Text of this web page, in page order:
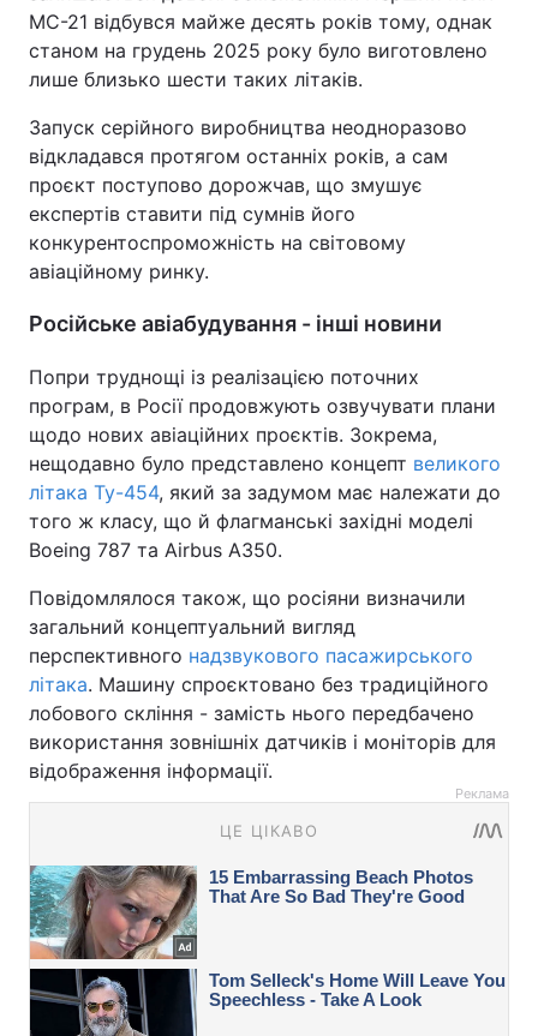
МС-21 відбувся майже десять років тому, однак
станом на грудень 2025 року було виготовлено
лише близько шести таких літаків.
Запуск серійного виробництва неодноразово
відкладався протягом останніх років, а сам
проєкт поступово дорожчав, що змушує
експертів ставити під сумнів його
конкурентоспроможність на світовому
авіаційному ринку.
Російське авіабудування - інші новини
Попри труднощі із реалізацією поточних
програм, в Росії продовжують озвучувати плани
щодо нових авіаційних проєктів. Зокрема,
нещодавно було представлено концепт великого
літака Ту-454, який за задумом має належати до
того ж класу, що й флагманські західні моделі
Boeing 787 та Airbus A350.
Повідомлялося також, що росіяни визначили
загальний концептуальний вигляд
перспективного надзвукового пасажирського
літака. Машину спроєктовано без традиційного
лобового скління - замість нього передбачено
використання зовнішніх датчиків і моніторів для
відображення інформації.
Реклама